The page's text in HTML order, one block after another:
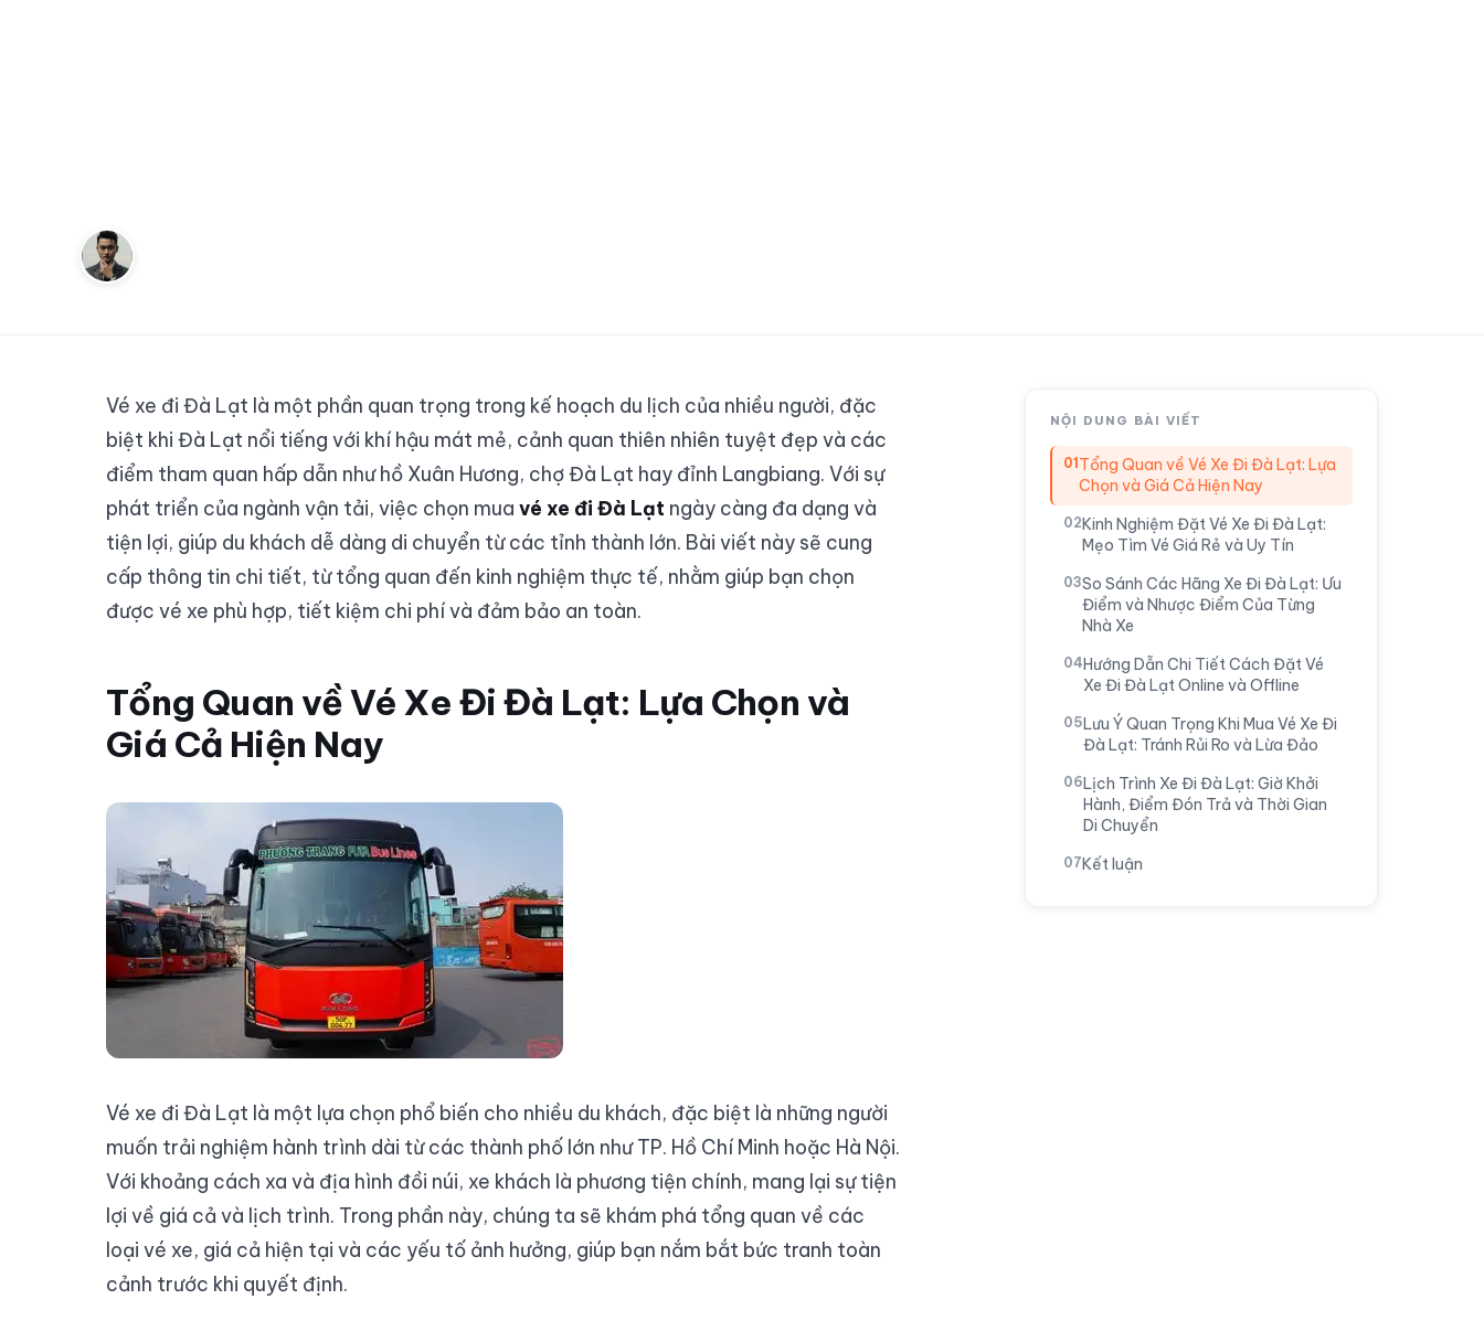
Vé xe đi Đà Lạt là một phần quan trọng trong kế hoạch du lịch của nhiều người, đặc
biệt khi Đà Lạt nổi tiếng với khí hậu mát mẻ, cảnh quan thiên nhiên tuyệt đẹp và các
điểm tham quan hấp dẫn như hồ Xuân Hương, chợ Đà Lạt hay đỉnh Langbiang. Với sự
phát triển của ngành vận tải, việc chọn mua vé xe đi Đà Lạt ngày càng đa dạng và
tiện lợi, giúp du khách dễ dàng di chuyển từ các tỉnh thành lớn. Bài viết này sẽ cung
cấp thông tin chi tiết, từ tổng quan đến kinh nghiệm thực tế, nhằm giúp bạn chọn
được vé xe phù hợp, tiết kiệm chi phí và đảm bảo an toàn.
Tổng Quan về Vé Xe Đi Đà Lạt: Lựa Chọn và
Giá Cả Hiện Nay
Vé xe đi Đà Lạt là một lựa chọn phổ biến cho nhiều du khách, đặc biệt là những người
muốn trải nghiệm hành trình dài từ các thành phố lớn như TP. Hồ Chí Minh hoặc Hà Nội.
Với khoảng cách xa và địa hình đồi núi, xe khách là phương tiện chính, mang lại sự tiện
lợi về giá cả và lịch trình. Trong phần này, chúng ta sẽ khám phá tổng quan về các
loại vé xe, giá cả hiện tại và các yếu tố ảnh hưởng, giúp bạn nắm bắt bức tranh toàn
cảnh trước khi quyết định.
NỘI DUNG BÀI VIẾT
Tổng Quan về Vé Xe Đi Đà Lạt: Lựa
Chọn và Giá Cả Hiện Nay
Kinh Nghiệm Đặt Vé Xe Đi Đà Lạt:
Mẹo Tìm Vé Giá Rẻ và Uy Tín
So Sánh Các Hãng Xe Đi Đà Lạt: Ưu
Điểm và Nhược Điểm Của Từng
Nhà Xe
Hướng Dẫn Chi Tiết Cách Đặt Vé
Xe Đi Đà Lạt Online và Offline
Lưu Ý Quan Trọng Khi Mua Vé Xe Đi
Đà Lạt: Tránh Rủi Ro và Lừa Đảo
Lịch Trình Xe Đi Đà Lạt: Giờ Khởi
Hành, Điểm Đón Trả và Thời Gian
Di Chuyển
Kết luận